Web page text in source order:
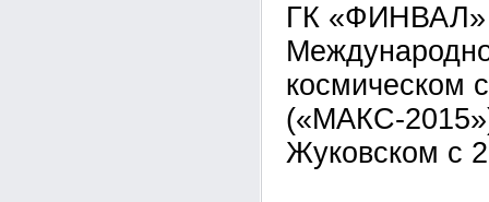
ГК «ФИНВАЛ»
космическом
(«МАКС-
Жуковском с